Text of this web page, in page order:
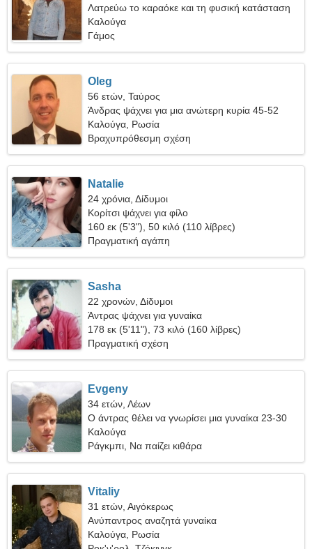
Λατρεύω το καραόκε και τη φυσική κατάσταση
Καλούγα
Γάμος
Oleg
56 ετών, Ταύρος
Άνδρας ψάχνει για μια ανώτερη κυρία 45-52
Καλούγα, Ρωσία
Βραχυπρόθεσμη σχέση
Natalie
24 χρόνια, Δίδυμοι
Κορίτσι ψάχνει για φίλο
160 εκ (5'3"), 50 κιλό (110 λίβρες)
Πραγματική αγάπη
Sasha
22 χρονών, Δίδυμοι
Άντρας ψάχνει για γυναίκα
178 εκ (5'11"), 73 κιλό (160 λίβρες)
Πραγματική σχέση
Evgeny
34 ετών, Λέων
Ο άντρας θέλει να γνωρίσει μια γυναίκα 23-30
Καλούγα
Ράγκμπι, Να παίζει κιθάρα
Vitaliy
31 ετών, Αιγόκερως
Ανύπαντρος αναζητά γυναίκα
Καλούγα, Ρωσία